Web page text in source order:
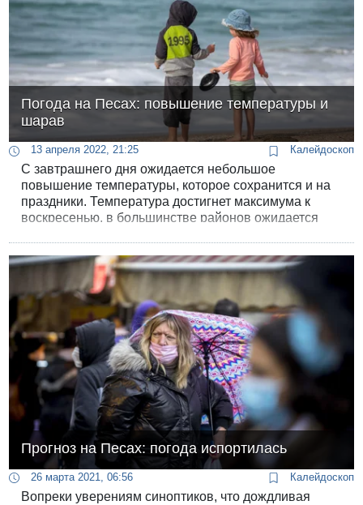
Погода на Песах: повышение температуры и
шарав
13 апреля 2022, 21:25 Калейдоскоп
С завтрашнего дня ожидается небольшое
повышение температуры, которое сохранится и на
праздники. Температура достигнет максимума к
воскресенью, в большинстве районов ожидается
Прогноз на Песах: погода испортилась
26 марта 2021, 06:56 Калейдоскоп
Вопреки уверениям синоптиков, что дождливая